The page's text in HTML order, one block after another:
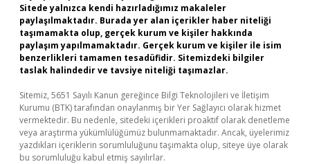
Sitede yalnızca kendi hazırladığımız makaleler
paylaşılmaktadır. Burada yer alan içerikler haber niteliği
taşımamakta olup, gerçek kurum ve kişiler hakkında
paylaşım yapılmamaktadır. Gerçek kurum ve kişiler ile isim
benzerlikleri tamamen tesadüfidir. Sitemizdeki bilgiler
taslak halindedir ve tavsiye niteliği taşımazlar.
Sitemiz, 5651 Sayılı Kanun gereğince Bilgi Teknolojileri ve İletişim
Kurumu (BTK) tarafından onaylanmış bir Yer Sağlayıcı olarak hizmet
vermektedir. Bu nedenle, sitedeki içerikleri proaktif olarak denetleme
veya araştırma yükümlülüğümüz bulunmamaktadır. Ancak, üyelerimiz
yazdıkları içeriklerin sorumluluğunu taşımakta olup, siteye üye olarak
bu sorumluluğu kabul etmiş sayılırlar.